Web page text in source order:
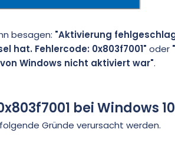
besagen: "Aktivierung
hat. Fehlercode: 0x803f7001" oder
Windows nicht aktiviert war".
bei Windows
Gründe verursacht werden.